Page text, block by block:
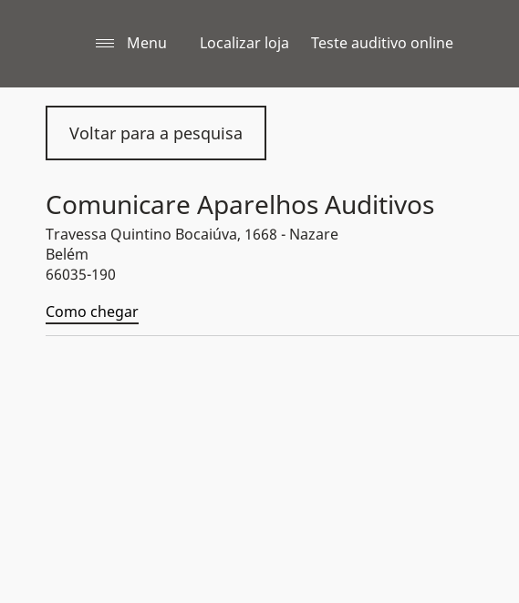
Menu Localizar loja Teste auditivo online
Voltar para a pesquisa
Comunicare Aparelhos Auditivos
Travessa Quintino Bocaiúva, 1668 - Nazare
Belém
66035-190
Como chegar